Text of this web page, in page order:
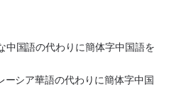
国語の代わりに簡体字中国語を
シア華語の代わりに簡体字中国